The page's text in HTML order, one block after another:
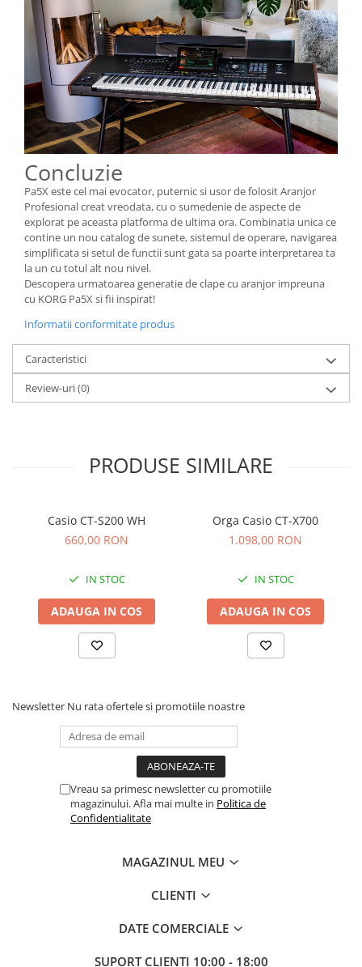
Concluzie
Pa5X este cel mai evocator, puternic si usor de folosit Aranjor
Profesional creat vreodata, cu o sumedenie de aspecte de
explorat pe aceasta platforma de ultima ora. Combinatia unica ce
contine un nou catalog de sunete, sistemul de operare, navigarea
simplificata si setul de functii sunt gata sa poarte interpretarea ta
la un cu totul alt nou nivel.
Descopera urmatoarea generatie de clape cu aranjor impreuna
cu KORG Pa5X si fii inspirat!
Informatii conformitate produs
Caracteristici
Review-uri(0)
PRODUSE SIMILARE
Casio CT-S200 WH
660,00 RON
IN STOC
ADAUGA IN COS
Orga Casio CT-X700
1.098,00 RON
IN STOC
ADAUGA IN COS
Newsletter Nu rata ofertele si promotiile noastre
Vreau sa primesc newsletter cu promotiile
magazinului. Afla mai multe in Politica de
Confidentialitate
MAGAZINUL MEU
CLIENTI
DATE COMERCIALE
SUPORT CLIENTI 10:00 - 18:00